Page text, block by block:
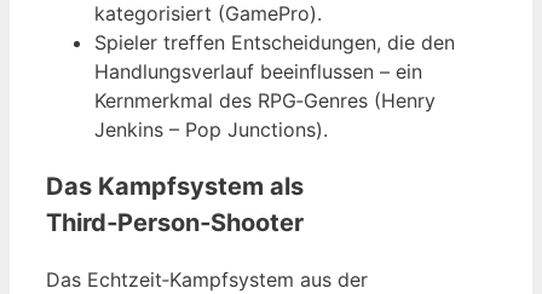
kategorisiert (GamePro).
Spieler treffen Entscheidungen, die den
Handlungsverlauf beeinflussen – ein
Kernmerkmal des RPG‑Genres (Henry
Jenkins – Pop Junctions).
Das Kampfsystem als
Third‑Person‑Shooter
Das Echtzeit‑Kampfsystem aus der